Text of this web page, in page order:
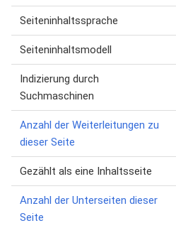
Seiteninhaltssprache
Seiteninhaltsmodell
Indizierung durch
Suchmaschinen
Anzahl der Weiterleitungen zu
dieser Seite
Gezählt als eine Inhaltsseite
Anzahl der Unterseiten dieser
Seite